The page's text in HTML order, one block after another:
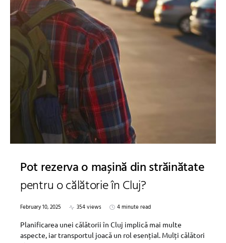
Pot rezerva o mașină din străinătate
pentru o călătorie în Cluj?
February 10, 2025 354 views
4 minute read
Planificarea unei călătorii în Cluj implică mai multe
aspecte, iar transportul joacă un rol esențial. Mulți călători